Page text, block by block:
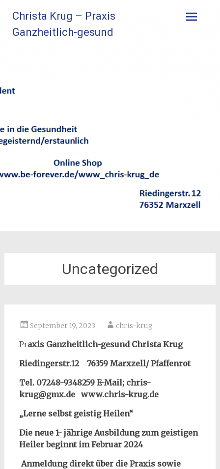
Inhalt
springen
Christa Krug – Praxis
Ganzheitlich-gesund
Uncategorized
September 19, 2023 chris-krug
Praxis Ganzheitlich-gesund Christa Krug
Riedingerstr.12 76359 Marxzell/ Pfaffenrot
Tel. 07248-9348259 E-Mail; chris-
krug@gmx.de www.chris-krug.de
„Lerne selbst geistig Heilen“
Die neue 1- jährige Ausbildung zum geistigen
Heiler beginnt im Februar 2024
Anmeldung direkt über die Praxis sowie